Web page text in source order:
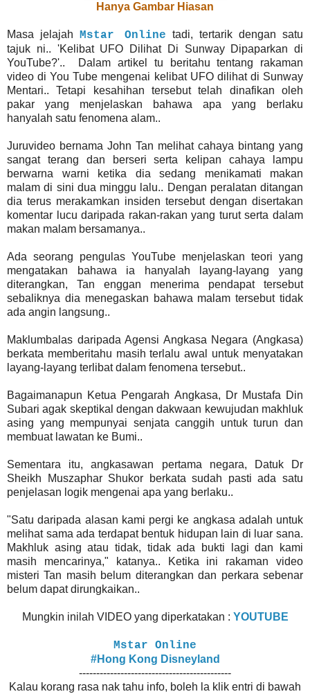
Hanya Gambar Hiasan
Masa jelajah Mstar Online tadi, tertarik dengan satu
tajuk ni.. 'Kelibat UFO Dilihat Di Sunway Dipaparkan di
YouTube?'.. Dalam artikel tu beritahu tentang rakaman
video di You Tube mengenai kelibat UFO dilihat di Sunway
Mentari.. Tetapi kesahihan tersebut telah dinafikan oleh
pakar yang menjelaskan bahawa apa yang berlaku
hanyalah satu fenomena alam..
Juruvideo bernama John Tan melihat cahaya bintang yang
sangat terang dan berseri serta kelipan cahaya lampu
berwarna warni ketika dia sedang menikamati makan
malam di sini dua minggu lalu.. Dengan peralatan ditangan
dia terus merakamkan insiden tersebut dengan disertakan
komentar lucu daripada rakan-rakan yang turut serta dalam
makan malam bersamanya..
Ada seorang pengulas YouTube menjelaskan teori yang
mengatakan bahawa ia hanyalah layang-layang yang
diterangkan, Tan enggan menerima pendapat tersebut
sebaliknya dia menegaskan bahawa malam tersebut tidak
ada angin langsung..
Maklumbalas daripada Agensi Angkasa Negara (Angkasa)
berkata memberitahu masih terlalu awal untuk menyatakan
layang-layang terlibat dalam fenomena tersebut..
Bagaimanapun Ketua Pengarah Angkasa, Dr Mustafa Din
Subari agak skeptikal dengan dakwaan kewujudan makhluk
asing yang mempunyai senjata canggih untuk turun dan
membuat lawatan ke Bumi..
Sementara itu, angkasawan pertama negara, Datuk Dr
Sheikh Muszaphar Shukor berkata sudah pasti ada satu
penjelasan logik mengenai apa yang berlaku..
"Satu daripada alasan kami pergi ke angkasa adalah untuk
melihat sama ada terdapat bentuk hidupan lain di luar sana.
Makhluk asing atau tidak, tidak ada bukti lagi dan kami
masih mencarinya," katanya.. Ketika ini rakaman video
misteri Tan masih belum diterangkan dan perkara sebenar
belum dapat dirungkaikan..
Mungkin inilah VIDEO yang diperkatakan : YOUTUBE
Mstar Online
#Hong Kong Disneyland
--------------------------------------------
Kalau korang rasa nak tahu info, boleh la klik entri di bawah